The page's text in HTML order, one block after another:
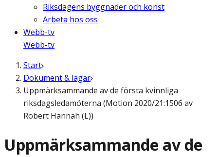
Riksdagens byggnader och konst
Arbeta hos oss
Webb-tv
Webb-tv
Start
Dokument & lagar
Uppmärksammande av de första kvinnliga
riksdagsledamöterna (Motion 2020/21:1506 av
Robert Hannah (L))
Uppmärksammande av de